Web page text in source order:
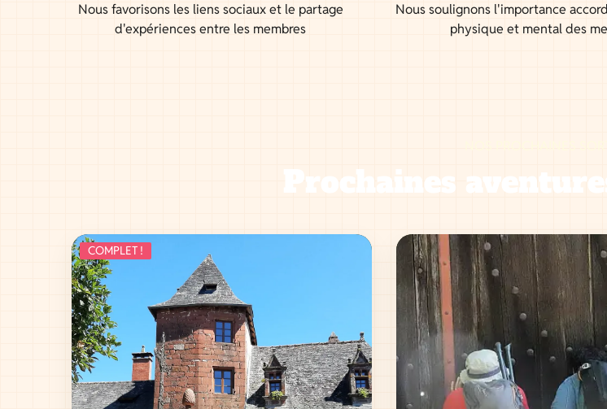
Nous favorisons les liens sociaux et le partage
d'expériences entre les membres
Nous soulignons l'importance
physique et mental des
Prochaines
COMPLET !